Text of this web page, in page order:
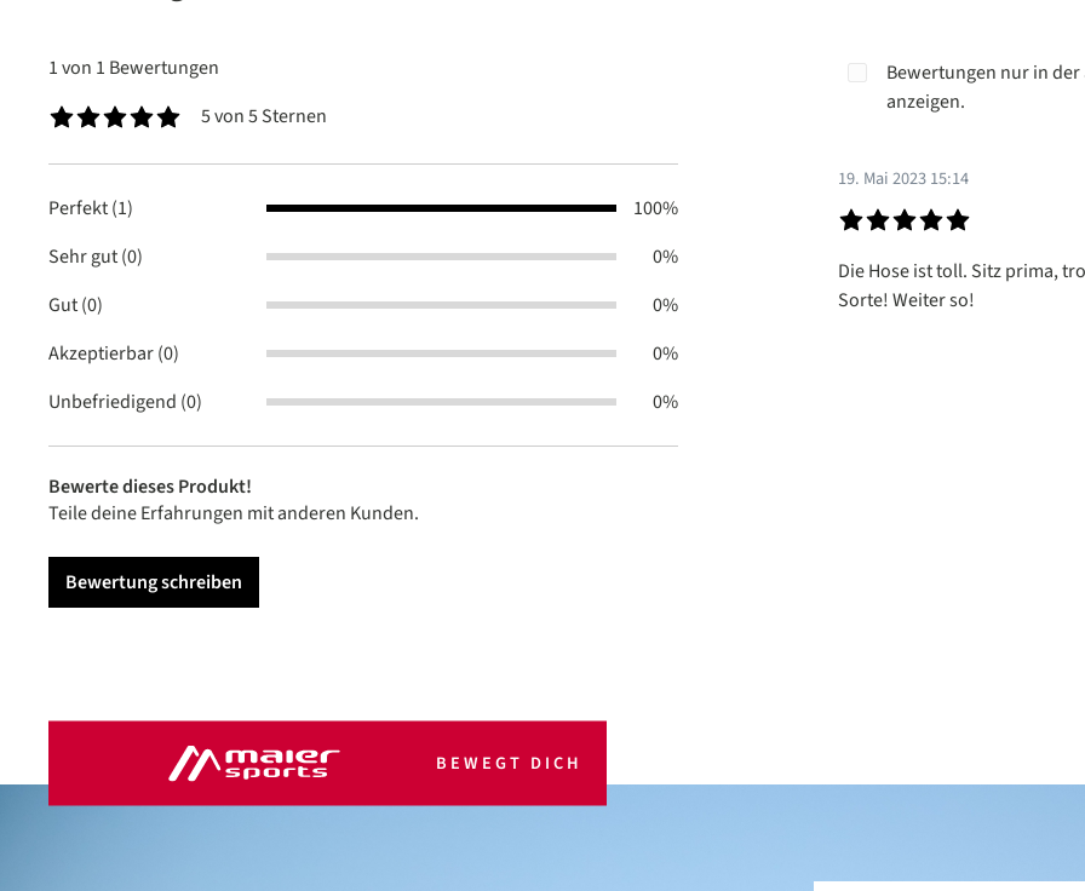
1 von 1 Bewertungen
5 von 5 Sternen
Perfekt (1)
100%
Sehr gut (0)
0%
Gut (0)
0%
Akzeptierbar (0)
0%
Unbefriedigend (0)
0%
Bewerte dieses Produkt!
Teile deine Erfahrungen mit anderen Kunden.
Bewertung schreiben
Bewertungen nur in
anzeigen.
19. Mai 2023 15:14
Die Hose ist toll. Sitz prima,
Sorte! Weiter so!
BEWEGT DICH